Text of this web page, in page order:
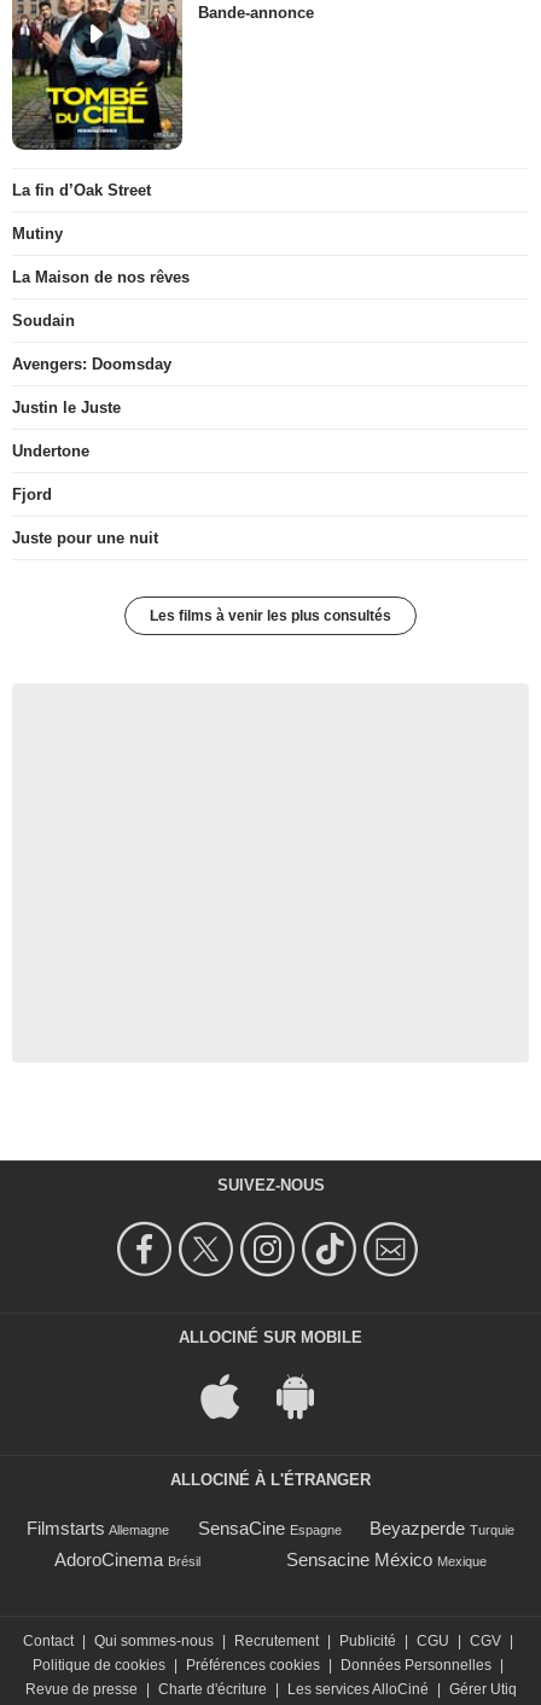
Bande-annonce
La fin d’Oak Street
Mutiny
La Maison de nos rêves
Soudain
Avengers: Doomsday
Justin le Juste
Undertone
Fjord
Juste pour une nuit
Les films à venir les plus consultés
SUIVEZ-NOUS
ALLOCINÉ SUR MOBILE
ALLOCINÉ À L'ÉTRANGER
Filmstarts Allemagne SensaCine Espagne Beyazperde Turquie
AdoroCinema Brésil Sensacine México Mexique
Contact Qui sommes-nous Recrutement Publicité CGU CGV
Politique de cookies
Préférences cookies Données Personnelles
Revue de presse
Charte d'écriture Les services AlloCiné Gérer Utiq